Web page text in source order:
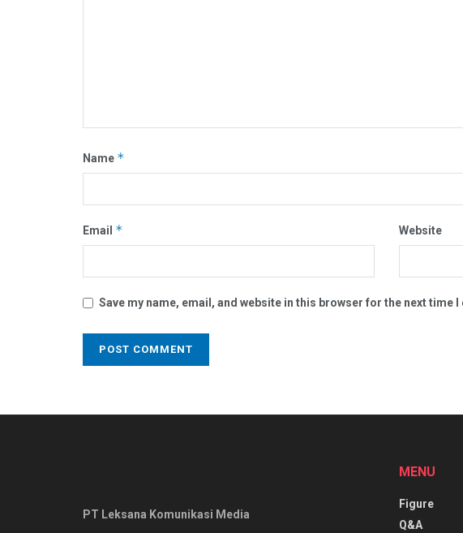
Name *
Email * Website
Save my name, email, and website in this browser for the next time
PT Leksana Komunikasi Media
MENU
Figure
Q&A